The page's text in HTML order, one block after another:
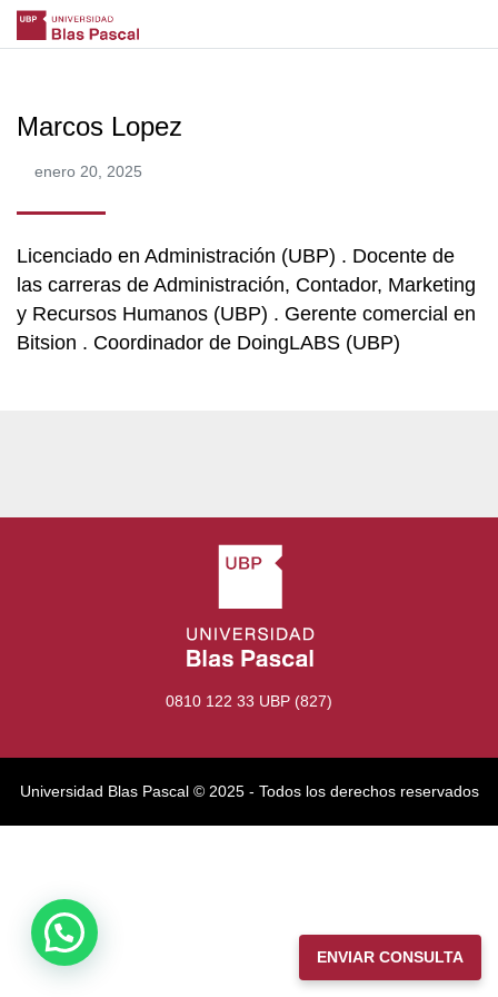
Marcos Lopez
enero 20, 2025
Licenciado en Administración (UBP) . Docente de
las carreras de Administración, Contador, Marketing
y Recursos Humanos (UBP) . Gerente comercial en
Bitsion . Coordinador de DoingLABS (UBP)
0810 122 33 UBP (827)
Universidad Blas Pascal ©️ 2025 - Todos los derechos reservados
ENVIAR CONSULTA